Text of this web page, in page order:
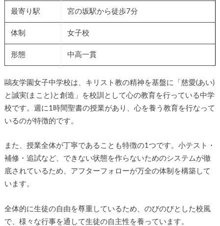
最寄り駅 宮の坂駅から徒歩7分
体制 女子校
形態 中高一貫
鷗友学園女子中学校は、キリスト教の精神を基盤に「慈愛(あい)
と誠実(まこと)と創造」を校訓として心の教育を行っている中学
校です。週に1時間聖書の授業があり、心を養う教育を行なって
いるのが特徴的です。
また、授業全体が丁寧であることも特徴の1つです。小テスト・
補修・追試など、できない状態を作らないためのシステムが徹
底されているため、アフターフォローが万全の体制を構築して
います。
全体的に生徒の自由を尊重しているため、のびのびとした校風
で、様々な行事を通して生徒の自主性を養っています。